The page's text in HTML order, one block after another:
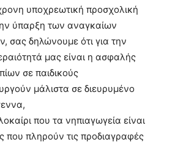
υποχρεωτική προσχολική
ύπαρξη των αναγκαίων
σας δηλώνουμε ότι για την
μας είναι η ασφαλής
σε παιδικούς
μάλιστα σε διευρυμένο
που τα νηπιαγωγεία είναι
που πληρούν τις προδιαγραφές